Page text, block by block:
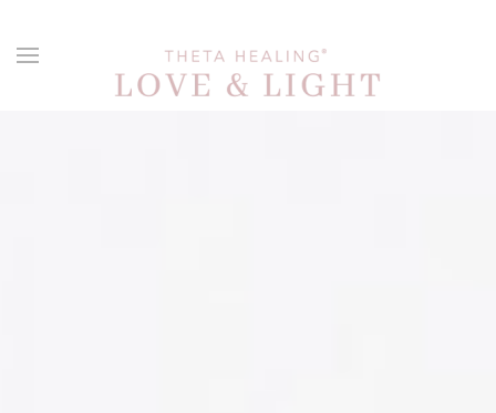
Skip to main content